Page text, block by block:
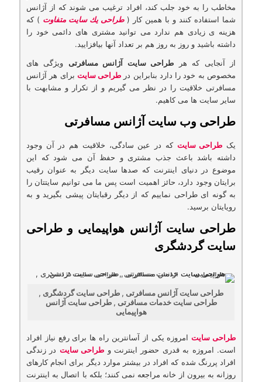
مخاطب را به خود جلب كند، افراد ترغیب می شوند كه از آژانس
شما استفاده كنند و با همین كار (طراحی یك سایت متفاوت ) كه
هزینه ی زیادی هم ندارد می توانید مشتری های دائمی خود را
داشته باشید و روز به روز هم بر تعداد آنها بیافزایید.
از آنجایی كه هر طراحی سایت آژانس مسافرتی ویژگی های
مخصوص به خود را دارد بنابراین در طراحی سایت برای هر آژانس
مسافرتی خلاقیت را در نظر می گیریم و از تكرار و مشابهت با
سایر سایت ها می كاهیم.
طراحی وب سایت آژانس مسافرتی
یک طراحی سایت كه در عین سادگی، خلاقیت هم در آن وجود
داشته باشد باعث جذب مشتری و حفظ آن می شود كه این
موضوع در دنیای اینترنت كه صدها سایت دیگر به عنوان رقیب
برایتان وجود دارد، حائز اهمیت است پس ما می توانیم سایتتان را
به گونه ای طراحی نماییم كه از دیگر رقبایتان پیشی بگیرید و به
رویایتان برسید.
طراحی سایت آژانس هواپیمایی و طراحی
سایت گردشگری
طراحی سایت آژانس مسافرتی , طراحی سایت گردشگری ,
طراحی سایت خدمات مسافرتی , طراحی سایت آژانس
هواپیمایی
طراحی سایتامروزه یکی از آسانترین راه ها برای رفع نیاز افراد
است. امروزه به قدری حضور اینترنت و طراحی سایت در زندگی
افراد پررنگ شده که افراد در بیشتر موارد دیگر برای انجام کارهای
روزانه به بیرون از خانه مراجعه نمی کنند؛ بلکه با اتصال به اینترنت